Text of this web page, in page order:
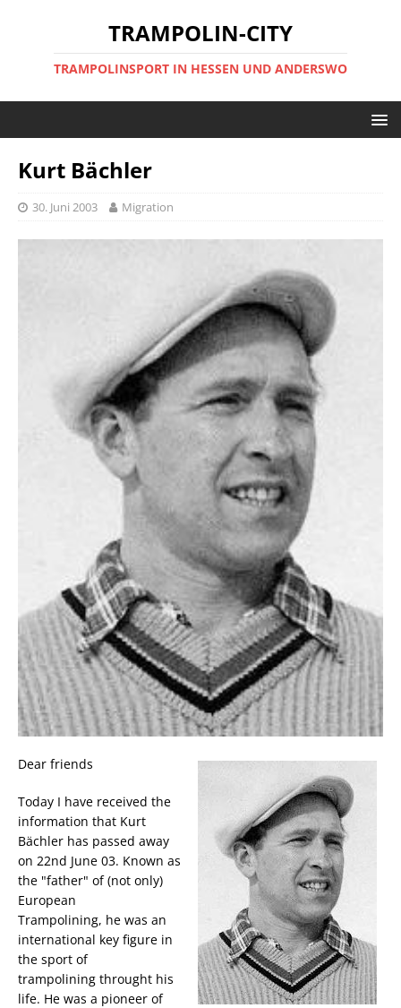
TRAMPOLIN-CITY
TRAMPOLINSPORT IN HESSEN UND ANDERSWO
Kurt Bächler
30. Juni 2003 Migration
Dear friends
Today I have received the
information that Kurt
Bächler has passed away
on 22nd June 03. Known as
the "father" of (not only)
European
Trampolining, he was an
international key figure in
the sport of
trampolining throught his
life. He was a pioneer of